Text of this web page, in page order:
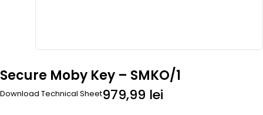
Secure Moby Key – SMKO/1
Download Technical Sheet979,99 lei